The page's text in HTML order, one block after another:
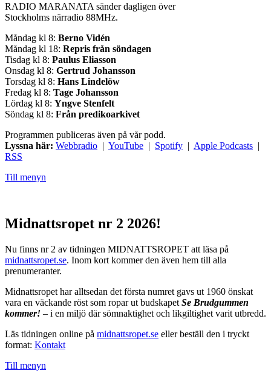
RADIO MARANATA sänder dagligen över
Stockholms närradio 88MHz.
Måndag kl 8: Berno Vidén
Måndag kl 18: Repris från söndagen
Tisdag kl 8: Paulus Eliasson
Onsdag kl 8: Gertrud Johansson
Torsdag kl 8: Hans Lindelöw
Fredag kl 8: Tage Johansson
Lördag kl 8: Yngve Stenfelt
Söndag kl 8: Från predikoarkivet
Programmen publiceras även på vår podd.
Lyssna här: Webbradio | YouTube | Spotify | Apple Podcasts |
RSS
Till menyn
Midnattsropet nr 2 2026!
Nu finns nr 2 av tidningen MIDNATTSROPET att läsa på
midnattsropet.se. Inom kort kommer den även hem till alla
prenumeranter.
Midnattsropet har alltsedan det första numret gavs ut 1960 önskat
vara en väckande röst som ropar ut budskapet Se Brudgummen
kommer! – i en miljö där sömnaktighet och likgiltighet varit utbredd.
Läs tidningen online på midnattsropet.se eller beställ den i tryckt
format: Kontakt
Till menyn